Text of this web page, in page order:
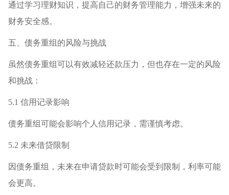
通过学习理财知识，提高自己的财务管理能力，增强未来的
财务安全感。
五、债务重组的风险与挑战
虽然债务重组可以有效减轻还款压力，但也存在一定的风险
和挑战：
5.1 信用记录影响
债务重组可能会影响个人信用记录，需谨慎考虑。
5.2 未来借贷限制
因债务重组，未来在申请贷款时可能会受到限制，利率可能
会更高。